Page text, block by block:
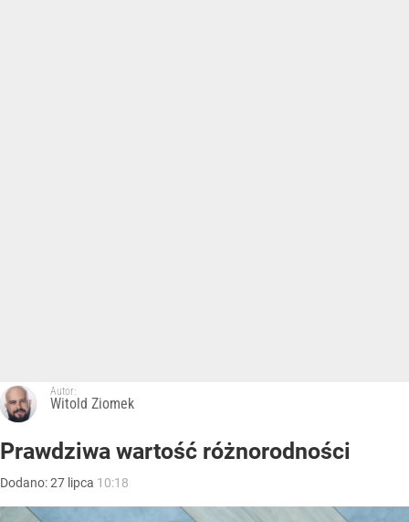
Autor:
Witold Ziomek
Prawdziwa wartość różnorodności
Dodano:27 lipca 10:18